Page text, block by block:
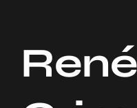
Notre Entreprise